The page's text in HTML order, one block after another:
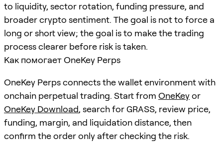
to liquidity, sector rotation, funding pressure, and
broader crypto sentiment. The goal is not to force a
long or short view; the goal is to make the trading
process clearer before risk is taken.
Как помогает OneKey Perps
OneKey Perps connects the wallet environment with
onchain perpetual trading. Start from OneKeyor
OneKey Download, search forGRASS, review price,
funding, margin, and liquidation distance, then
confirm the order only after checking the risk.